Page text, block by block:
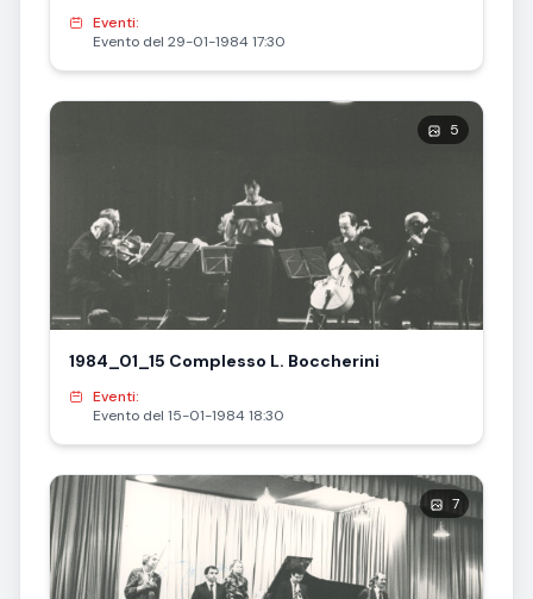
Eventi:
Evento del 29-01-1984 17:30
5
1984_01_15 Complesso L. Boccherini
Eventi:
Evento del 15-01-1984 18:30
7